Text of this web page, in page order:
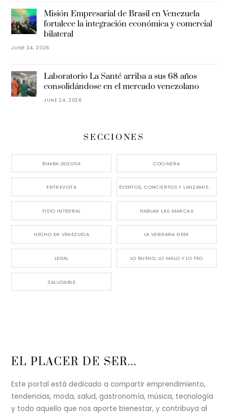
Misión Empresarial de Brasil en Venezuela
fortalece la integración económica y comercial
bilateral
JUNE 24, 2026
Laboratorio La Santé arriba a sus 68 años
consolidándose en el mercado venezolano
JUNE 24, 2026
SECCIONES
BIMBA GOLOSA COCINERA
ENTREVISTA EVENTOS, CONCIERTOS Y LANZAMIENTOS
FISIO INTEGRAL HABLAN LAS MARCAS
HECHO EN VENEZUELA LA VERGARA GEEK
LEGAL LO BUENO, LO MALO Y LO FEO
SALUDABLE
Back
Top
EL PLACER DE SER...
Este portal está dedicado a compartir emprendimiento,
tendencias, moda, salud, gastronomía, música, tecnología
y todo aquello que nos aporte bienestar, y contribuya al